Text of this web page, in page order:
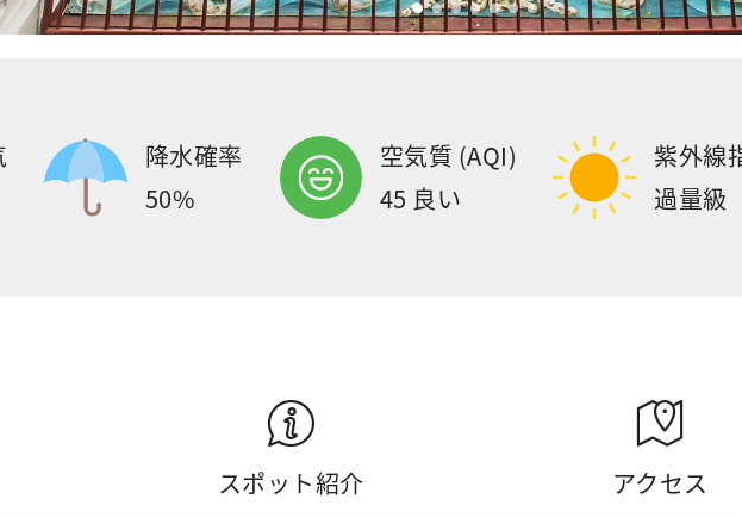
降水確率
50%
空気質 (AQI)
45 良い
紫外線
過量級
スポット紹介 アクセス